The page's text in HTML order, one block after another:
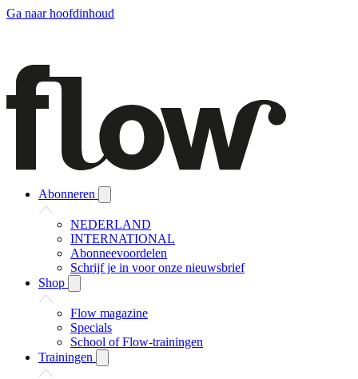
Ga naar hoofdinhoud
Abonneren
NEDERLAND
INTERNATIONAL
Abonneevoordelen
Schrijf je in voor onze nieuwsbrief
Shop
Flow magazine
Specials
School of Flow-trainingen
Trainingen